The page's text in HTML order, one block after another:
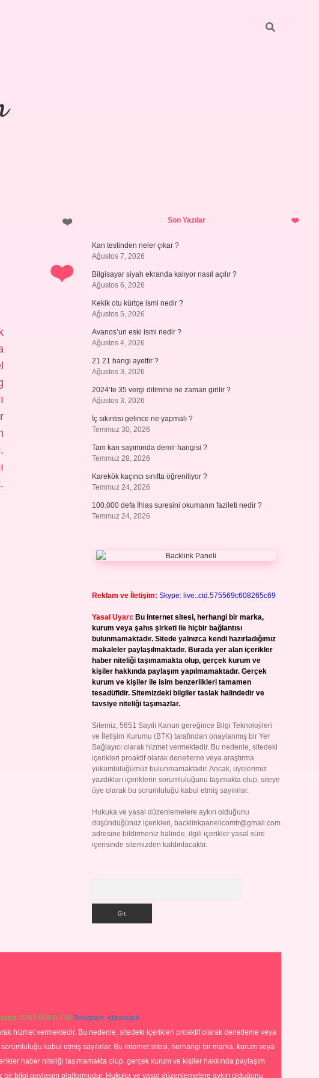
SidebarSon Yazılar
Kan testinden neler çıkar ?
Ağustos 7, 2026
Bilgisayar siyah ekranda kalıyor nasıl açılır ?
Ağustos 6, 2026
Kekik otu kürtçe ismi nedir ?
Ağustos 5, 2026
Avanos’un eski ismi nedir ?
Ağustos 4, 2026
21 21 hangi ayettir ?
Ağustos 3, 2026
2024’te 35 vergi dilimine ne zaman girilir ?
Ağustos 3, 2026
İç sıkıntısı gelince ne yapmalı ?
Temmuz 30, 2026
Tam kan sayımında demir hangisi ?
Temmuz 28, 2026
Karekök kaçıncı sınıfta öğreniliyor ?
Temmuz 24, 2026
100.000 defa İhlas suresini okumanın fazileti nedir ?
Temmuz 24, 2026
Reklam ve İletişim: Skype: live:.cid.575569c608265c69
Yasal Uyarı: Bu internet sitesi, herhangi bir marka,
kurum veya şahıs şirketi ile hiçbir bağlantısı
bulunmamaktadır. Sitede yalnızca kendi hazırladığımız
makaleler paylaşılmaktadır. Burada yer alan içerikler
haber niteliği taşımamakta olup, gerçek kurum ve
kişiler hakkında paylaşım yapılmamaktadır. Gerçek
kurum ve kişiler ile isim benzerlikleri tamamen
tesadüfidir. Sitemizdeki bilgiler taslak halindedir ve
tavsiye niteliği taşımazlar.
Sitemiz, 5651 Sayılı Kanun gereğince Bilgi Teknolojileri
ve İletişim Kurumu (BTK) tarafından onaylanmış bir Yer
Sağlayıcı olarak hizmet vermektedir. Bu nedenle, sitedeki
içerikleri proaktif olarak denetleme veya araştırma
yükümlülüğümüz bulunmamaktadır. Ancak, üyelerimiz
yazdıkları içeriklerin sorumluluğunu taşımakta olup, siteye
üye olarak bu sorumluluğu kabul etmiş sayılırlar.
Hukuka ve yasal düzenlemelere aykırı olduğunu
düşündüğünüz içerikleri, backlinkpanelicomtr@gmail.com
adresine bildirmeniz halinde, ilgili içerikler yasal süre
içerisinde sitemizden kaldırılacaktır.
0262 606 0 726 Telegram: @karabul
hizmet vermektedir. Bu nedenle, sitedeki içerikleri proaktif olarak denetleme veya
kabul etmiş sayılırlar. Bu internet sitesi, herhangi bir marka, kurum veya
haber niteliği taşımamakta olup, gerçek kurum ve kişiler hakkında paylaşım
bilgi paylaşım platformudur. Hukuka ve yasal düzenlemelere aykırı olduğunu